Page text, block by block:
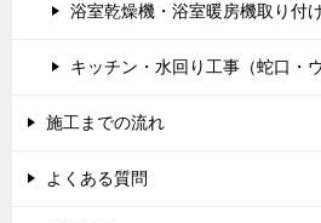
浴室乾燥機・浴室暖房機取り付
キッチン・水回り工事（蛇口・
施工までの流れ
よくある質問